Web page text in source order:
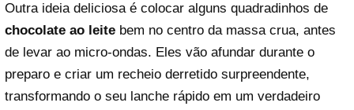
Outra ideia deliciosa é colocar alguns quadradinhos de
chocolate ao leite bem no centro da massa crua, antes
de levar ao micro-ondas. Eles vão afundar durante o
preparo e criar um recheio derretido surpreendente,
transformando o seu lanche rápido em um verdadeiro